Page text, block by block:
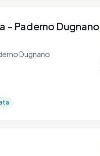
- Paderno Dugnano
Dugnano